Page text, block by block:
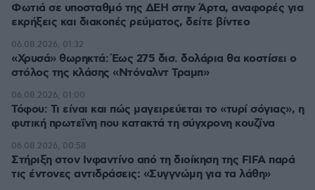
Φωτιά σε υποσταθμό της ΔΕΗ στην Άρτα, αναφορές για
εκρήξεις και διακοπές ρεύματος, δείτε βίντεο
«Χρυσά» θωρηκτά: Έως 275 δισ. δολάρια θα κοστίσει ο
στόλος της κλάσης «Ντόναλντ Τραμπ»
06.08.2026, 01:32
Τόφου: Τι είναι και πώς μαγειρεύεται το «τυρί σόγιας», η
φυτική πρωτεΐνη που κατακτά τη σύγχρονη κουζίνα
06.08.2026, 01:00
Στήριξη στον Ινφαντίνο από τη διοίκηση της FIFA παρά
τις έντονες αντιδράσεις: «Συγγνώμη για τα λάθη»
06.08.2026, 00:58